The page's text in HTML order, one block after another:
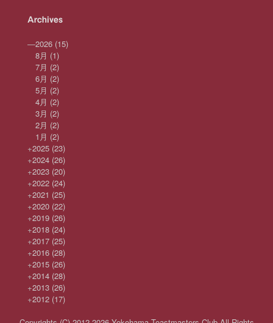
Archives
—2026 (15)
8月 (1)
7月 (2)
6月 (2)
5月 (2)
4月 (2)
3月 (2)
2月 (2)
1月 (2)
+2025 (23)
+2024 (26)
+2023 (20)
+2022 (24)
+2021 (25)
+2020 (22)
+2019 (26)
+2018 (24)
+2017 (25)
+2016 (28)
+2015 (26)
+2014 (28)
+2013 (26)
+2012 (17)